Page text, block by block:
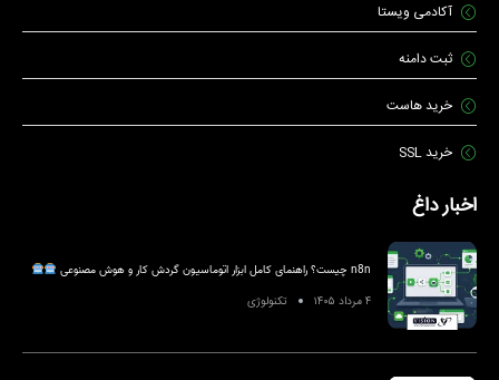
آکادمی ویستا
ثبت دامنه
خرید هاست
خرید SSL
اخبار داغ
n8n چیست؟ راهنمای کامل ابزار اتوماسیون گردش کار و هوش مصنوعی
۴ مرداد ۱۴۰۵
تکنولوژی